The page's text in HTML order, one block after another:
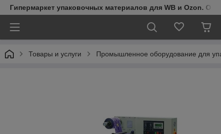
Гипермаркет упаковочных материалов для WB и Ozon.
Товары и услуги Промышленное оборудование для